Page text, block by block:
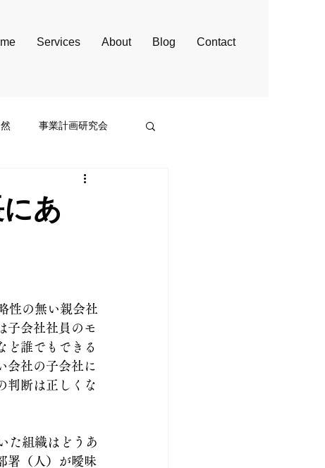
Services About Blog Contact
事業計画研究会
あ
性の無い親会社
子会社社員のモ
ど誰でもできる
会社の子会社に
判断は正しくな
た組織はどうあ
署（人）が曖昧